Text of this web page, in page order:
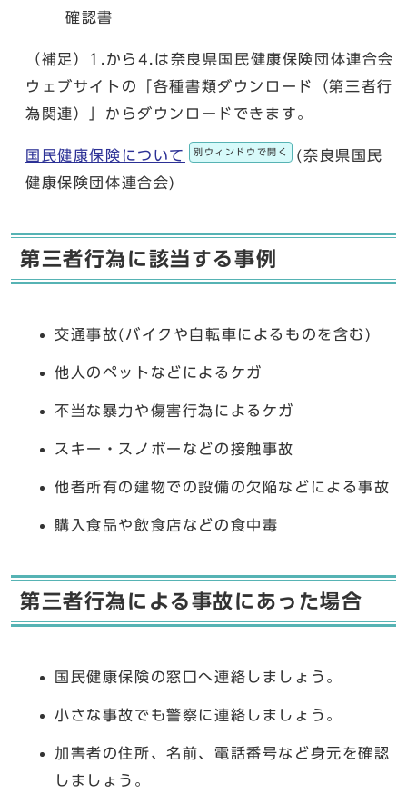
確認書
（補足）1.から4.は奈良県国民健康保険団体連合会
ウェブサイトの「各種書類ダウンロード（第三者行
為関連）」からダウンロードできます。
国民健康保険について 別ウィンドウで開く
(奈良県国民
健康保険団体連合会)
第三者行為に該当する事例
交通事故(バイクや自転車によるものを含む)
他人のペットなどによるケガ
不当な暴力や傷害行為によるケガ
スキー・スノボーなどの接触事故
他者所有の建物での設備の欠陥などによる事故
購入食品や飲食店などの食中毒
第三者行為による事故にあった場合
国民健康保険の窓口へ連絡しましょう。
小さな事故でも警察に連絡しましょう。
加害者の住所、名前、電話番号など身元を確認
しましょう。